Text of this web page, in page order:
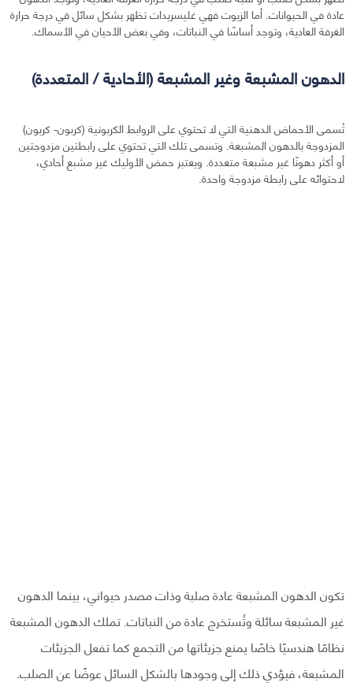
عادة في الحيوانات. أما الزيوت فهي غليسريدات تظهر بشكل سائل في درجة حرارة
الغرفة العادية، وتوجد أساسًا في النباتات، وفي بعض الأحيان في الأسماك.
الدهون المشبعة وغير المشبعة (الأحادية / المتعددة)
تُسمى الأحماض الدهنية التي لا تحتوي على الروابط الكربونية (كربون- كربون)
المزدوجة بالدهون المشبعة. وتسمى تلك التي تحتوي على رابطتين مزدوجتين
أو أكثر دهونًا غير مشبعة متعددة. ويعتبر حمض الأوليك غير مشبع أحادي،
لاحتوائه على رابطة مزدوجة واحدة.
تكون الدهون المشبعة عادة صلبة وذات مصدر حيواني، بينما الدهون
غير المشبعة سائلة وتُستخرج عادة من النباتات. تملك الدهون المشبعة
نظامًا هندسيًا خاصًا يمنع جزيئاتها من التجمع كما تفعل الجزيئات
المشبعة، فيؤدي ذلك إلى وجودها بالشكل السائل عوضًا عن الصلب.